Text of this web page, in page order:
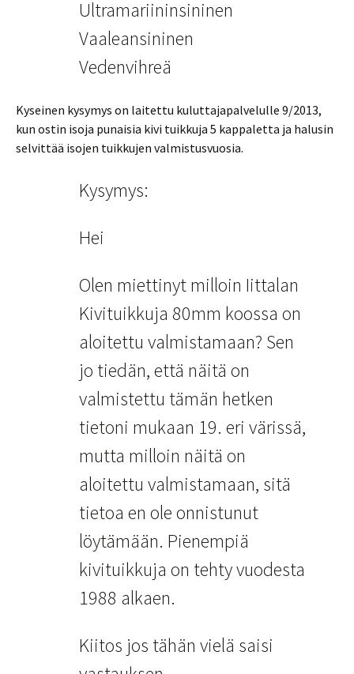
Ultramariininsininen
Vaaleansininen
Vedenvihreä
Kyseinen kysymys on laitettu kuluttajapalvelulle 9/2013,
kun ostin isoja punaisia kivi tuikkuja 5 kappaletta ja halusin
selvittää isojen tuikkujen valmistusvuosia.
Kysymys:
Hei
Olen miettinyt milloin Iittalan
Kivituikkuja 80mm koossa on
aloitettu valmistamaan? Sen
jo tiedän, että näitä on
valmistettu tämän hetken
tietoni mukaan 19. eri värissä,
mutta milloin näitä on
aloitettu valmistamaan, sitä
tietoa en ole onnistunut
löytämään. Pienempiä
kivituikkuja on tehty vuodesta
1988 alkaen.
Kiitos jos tähän vielä saisi